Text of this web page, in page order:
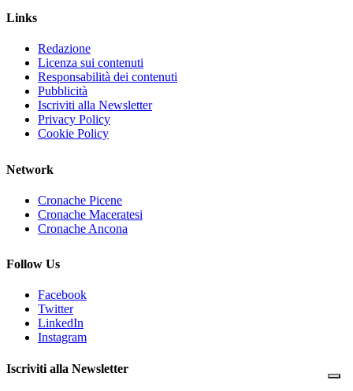
Links
Redazione
Licenza sui contenuti
Responsabilità dei contenuti
Pubblicità
Iscriviti alla Newsletter
Privacy Policy
Cookie Policy
Network
Cronache Picene
Cronache Maceratesi
Cronache Ancona
Follow Us
Facebook
Twitter
LinkedIn
Instagram
Iscriviti alla Newsletter